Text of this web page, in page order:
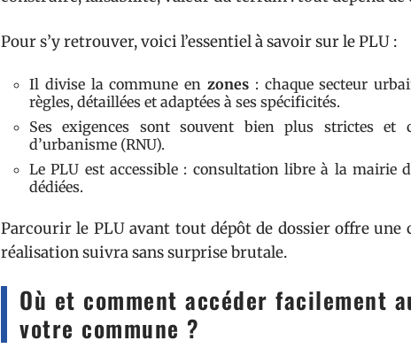
Pour s’y retrouver, voici l’essentiel à savoir sur le PLU :
Il divise la commune en zones : chaque secteur
règles, détaillées et adaptées à ses spécificités.
Ses exigences sont souvent bien plus strictes et
d’urbanisme (RNU).
Le PLU est accessible : consultation libre à la mairie
dédiées.
Parcourir le PLU avant tout dépôt de dossier offre
réalisation suivra sans surprise brutale.
Où et comment accéder facilement
votre commune ?